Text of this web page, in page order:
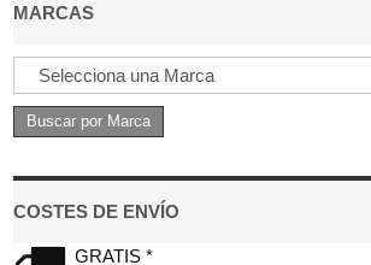
MARCAS
COSTES DE ENVÍO
GRATIS *